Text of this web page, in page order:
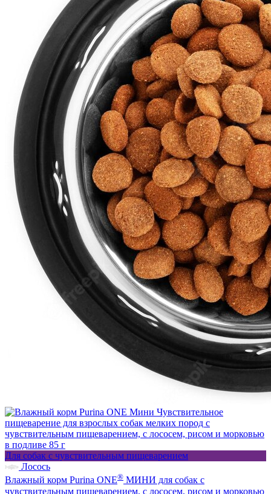
Для собак с чувствительным пищеварением
Лосось
Влажный корм Purina ONE® МИНИ для собак с
чувствительным пищеварением, с лососем, рисом и морковью